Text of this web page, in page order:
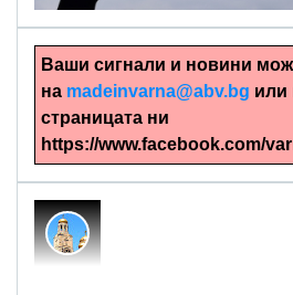
Ваши сигнали и новини
на madeinvarna@abv.bg или
страницата ни
https://www.facebook.com/